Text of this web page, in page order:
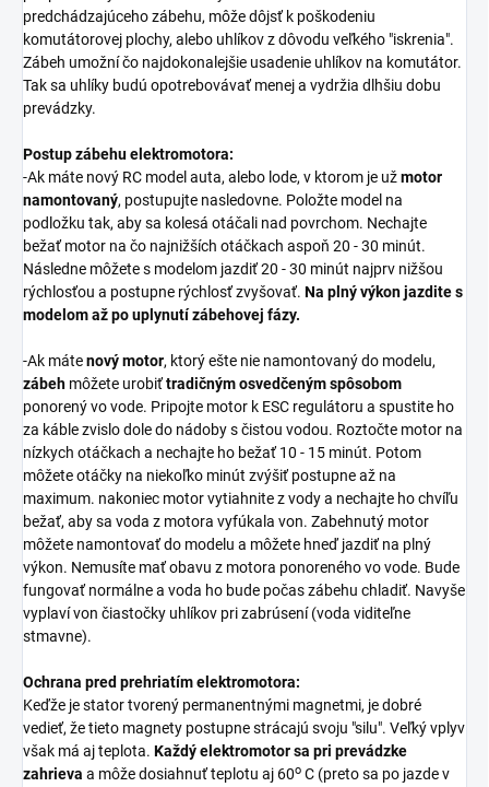
predchádzajúceho zábehu, môže dôjsť k poškodeniu
komutátorovej plochy, alebo uhlíkov z dôvodu veľkého "iskrenia".
Zábeh umožní čo najdokonalejšie usadenie uhlíkov na komutátor.
Tak sa uhlíky budú opotrebovávať menej a vydržia dlhšiu dobu
prevádzky.
Postup zábehu elektromotora:
-Ak máte nový RC model auta, alebo lode, v ktorom je užmotor
namontovaný, postupujte nasledovne. Položte model na
podložku tak, aby sa kolesá otáčali nad povrchom. Nechajte
bežať motor na čo najnižších otáčkach aspoň 20 - 30 minút.
Následne môžete s modelom jazdiť 20 - 30 minút najprv nižšou
rýchlosťou a postupne rýchlosť zvyšovať. Na plný výkon jazdite s
modelom až po uplynutí zábehovej fázy.
-Ak mátenový motor, ktorý ešte nie namontovaný do modelu,
zábeh môžete urobiťtradičným osvedčeným spôsobom
ponorený vo vode. Pripojte motor k ESC regulátoru a spustite ho
za káble zvislo dole do nádoby s čistou vodou. Roztočte motor na
nízkych otáčkach a nechajte ho bežať 10 - 15 minút. Potom
môžete otáčky na niekoľko minút zvýšiť postupne až na
maximum. nakoniec motor vytiahnite z vody a nechajte ho chvíľu
bežať, aby sa voda z motora vyfúkala von. Zabehnutý motor
môžete namontovať do modelu a môžete hneď jazdiť na plný
výkon. Nemusíte mať obavu z motora ponoreného vo vode. Bude
fungovať normálne a voda ho bude počas zábehu chladiť. Navyše
vyplaví von čiastočky uhlíkov pri zabrúsení (voda viditeľne
stmavne).
Ochrana pred prehriatím elektromotora:
Keďže je stator tvorený permanentnými magnetmi, je dobré
vedieť, že tieto magnety postupne strácajú svoju "silu". Veľký vplyv
však má aj teplota. Každý elektromotor sa pri prevádzke
zahrieva a môže dosiahnuť teplotu aj 60o C (preto sa po jazde v